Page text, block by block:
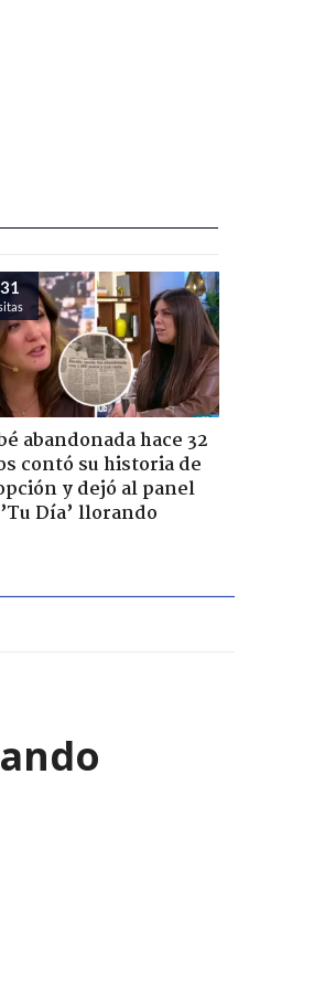
abandonada hace 32
contó su historia de
y dejó al panel
Día’ llorando